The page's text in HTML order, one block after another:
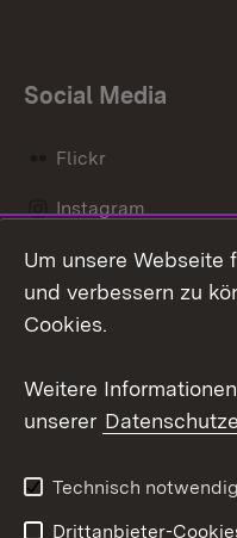
Social Media
Flickr
Instagram
Social Wall
Barrierefreiheit
Um unsere Webseite
und verbessern zu
Cookies.
Weitere
unserer
Technisch
Drittanbieter-